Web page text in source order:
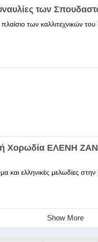
των
των καλλιτεχνικών
Χορωδία ΕΛΕΝΗ
ελληνικές μελωδίες
Show More